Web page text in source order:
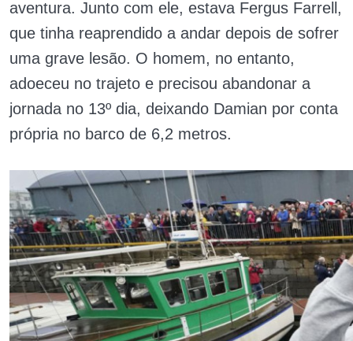
aventura. Junto com ele, estava Fergus Farrell,
que tinha reaprendido a andar depois de sofrer
uma grave lesão. O homem, no entanto,
adoeceu no trajeto e precisou abandonar a
jornada no 13º dia, deixando Damian por conta
própria no barco de 6,2 metros.